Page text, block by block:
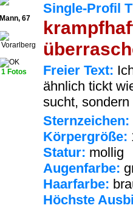
Mann, 67
Vorarlberg
1 Fotos
Single-Profil
Freier Text:
ähnlich tickt
sucht,
Sternzeichen:
Körpergröße:
Statur: mollig
Augenfarbe:
Haarfarbe:
Höchste